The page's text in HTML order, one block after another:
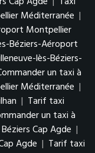
Méditerranée |
Montpellier
Béziers-Aéroport
lès-Béziers-
un taxi à
Méditerranée |
| Tarif taxi
un taxi à
Cap Agde |
Agde | Tarif taxi